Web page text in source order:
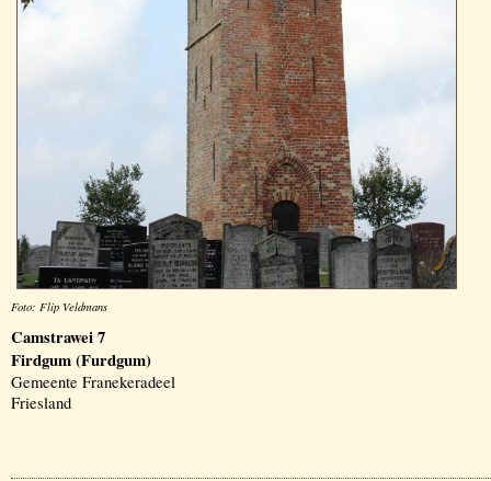
Foto: Flip Veldmans
Camstrawei 7
Firdgum (Furdgum)
Gemeente Franekeradeel
Friesland